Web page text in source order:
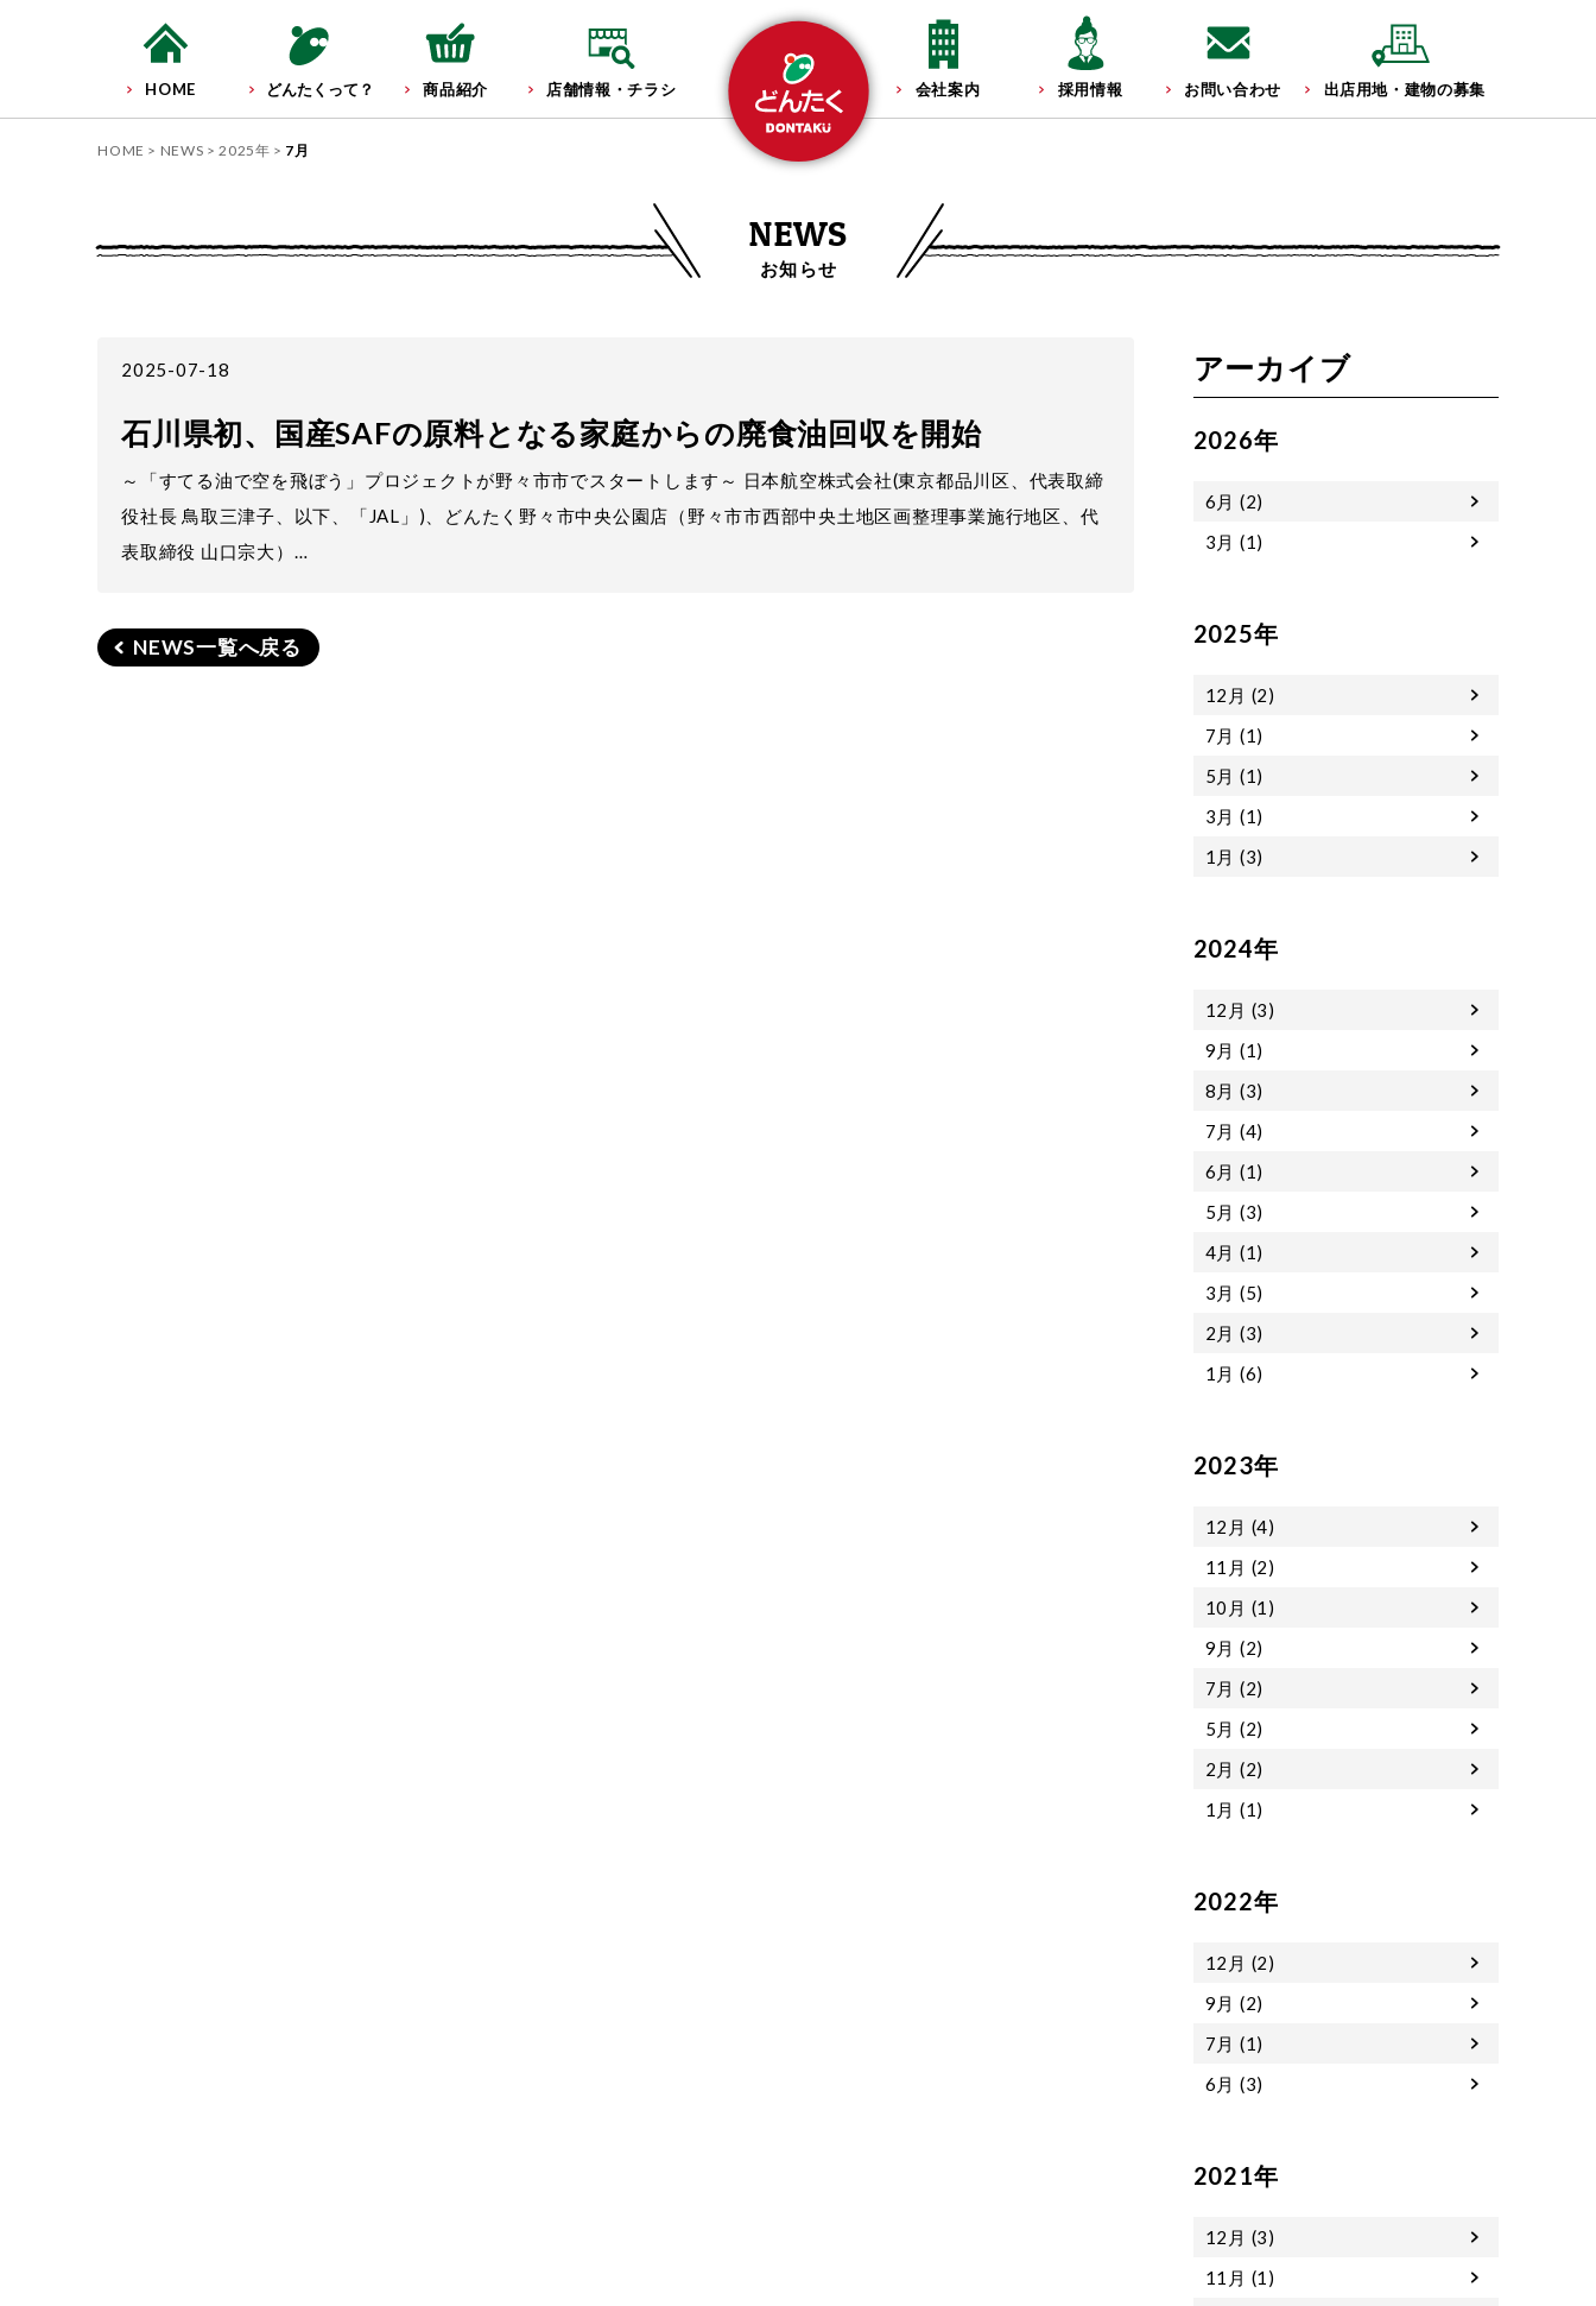
HOME どんたくって？ 商品紹介 店舗情報・チラシ 会社案内 採用情報 お問い合わせ 出店用地・建物の募集
HOME NEWS 2025年 7月
NEWS
お知らせ
2025-07-18
石川県初、国産SAFの原料となる家庭からの廃食油回収を開始
～「すてる油で空を飛ぼう」プロジェクトが野々市市でスタートします～ 日本航空株式会社(東京都品川区、代表取締
役社長 鳥取三津子、以下、「JAL」)、どんたく野々市中央公園店（野々市市西部中央土地区画整理事業施行地区、代
表取締役 山口宗大）…
NEWS一覧へ戻る
アーカイブ
2026年
6月 (2)
3月 (1)
2025年
12月 (2)
7月 (1)
5月 (1)
3月 (1)
1月 (3)
2024年
12月 (3)
9月 (1)
8月 (3)
7月 (4)
6月 (1)
5月 (3)
4月 (1)
3月 (5)
2月 (3)
1月 (6)
2023年
12月 (4)
11月 (2)
10月 (1)
9月 (2)
7月 (2)
5月 (2)
2月 (2)
1月 (1)
2022年
12月 (2)
9月 (2)
7月 (1)
6月 (3)
2021年
12月 (3)
11月 (1)